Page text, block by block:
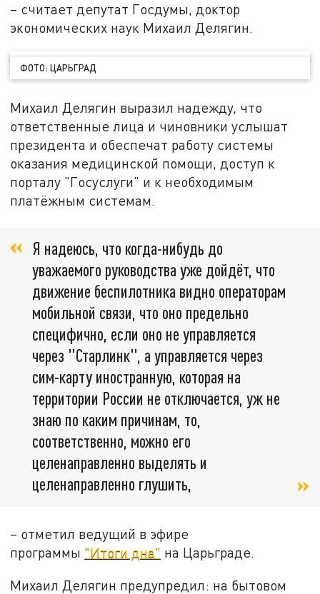
– считает депутат Госдумы, доктор
экономических наук Михаил Делягин.
ФОТО: ЦАРЬГРАД
Михаил Делягин выразил надежду, что
ответственные лица и чиновники услышат
президента и обеспечат работу системы
оказания медицинской помощи, доступ к
порталу "Госуслуги" и к необходимым
платёжным системам.
Я надеюсь, что когда-нибудь до
уважаемого руководства уже дойдёт, что
движение беспилотника видно операторам
мобильной связи, что оно предельно
специфично, если оно не управляется
через "Старлинк", а управляется через
сим-карту иностранную, которая на
территории России не отключается, уж не
знаю по каким причинам, то,
соответственно, можно его
целенаправленно выделять и
целенаправленно глушить,
– отметил ведущий в эфире
программы "Итоги дна" на Царьграде.
Михаил Делягин предупредил: на бытовом